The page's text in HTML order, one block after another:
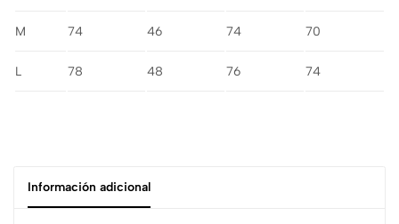
M 74 46 74 70
L 78 48 76 74
Información adicional